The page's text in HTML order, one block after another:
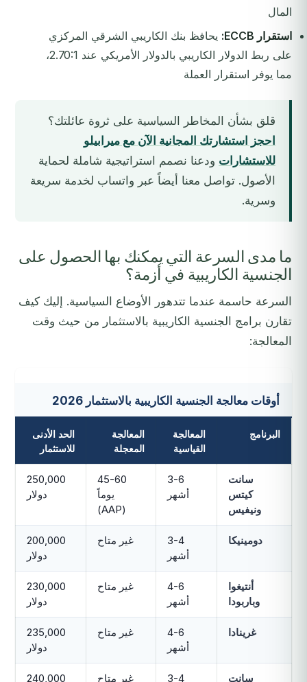
المال
استقرار ECCB:
يحافظ بنك الكاريبي الشرقي المركزي
على ربط الدولار الكاريبي بالدولار الأمريكي عند 2.70:1،
مما يوفر استقرار العملة
قلق بشأن المخاطر السياسية على ثروة عائلتك؟
احجز استشارتك المجانية الآن مع ميرابيلو
للاستشارات ودعنا نصمم استراتيجية شاملة لحماية
الأصول. تواصل معنا أيضاً عبر واتساب لخدمة سريعة
وسرية.
ما مدى السرعة التي يمكنك بها الحصول على
الجنسية الكاريبية في أزمة؟
السرعة حاسمة عندما تتدهور الأوضاع السياسية. إليك كيف
تقارن برامج الجنسية الكاريبية بالاستثمار من حيث وقت
المعالجة:
أوقات معالجة الجنسية الكاريبية بالاستثمار 2026
البرنامج
المعالجة
القياسية
المعالجة
المعجلة
الحد الأدنى
للاستثمار
سانت
كيتس
ونيفيس
3-6
أشهر
45-60
يوماً
(AAP)
250,000
دولار
دومينيكا
3-4
أشهر
غير متاح
200,000
دولار
أنتيغوا
وباربودا
4-6
أشهر
غير متاح
230,000
دولار
غرينادا
4-6
أشهر
غير متاح
235,000
دولار
سانت 3-4 غير متاح 240,000